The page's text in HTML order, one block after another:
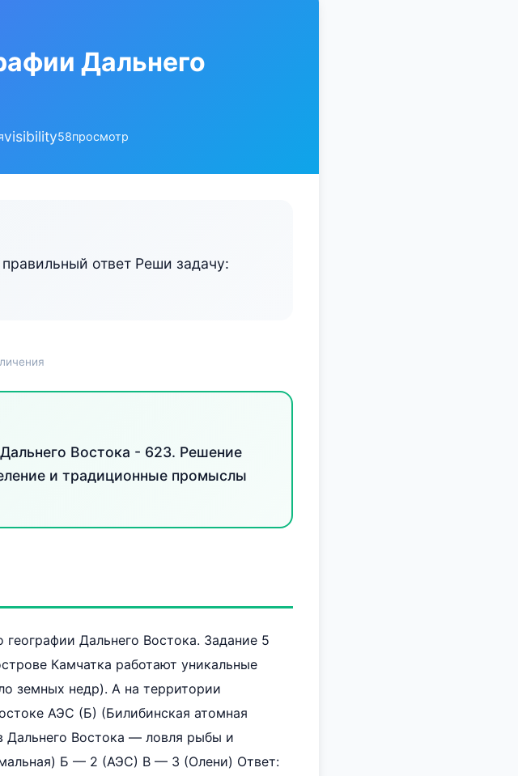
Дальнего
visibility58просмотр
ответ Реши задачу:
Востока - 623. Решение
и традиционные промыслы
Дальнего Востока. Задание 5
Камчатка работают уникальные
земных недр). А на территории
АЭС (Б) (Билибинская атомная
Дальнего Востока — ловля рыбы и
Б — 2 (АЭС) В — 3 (Олени) Ответ: